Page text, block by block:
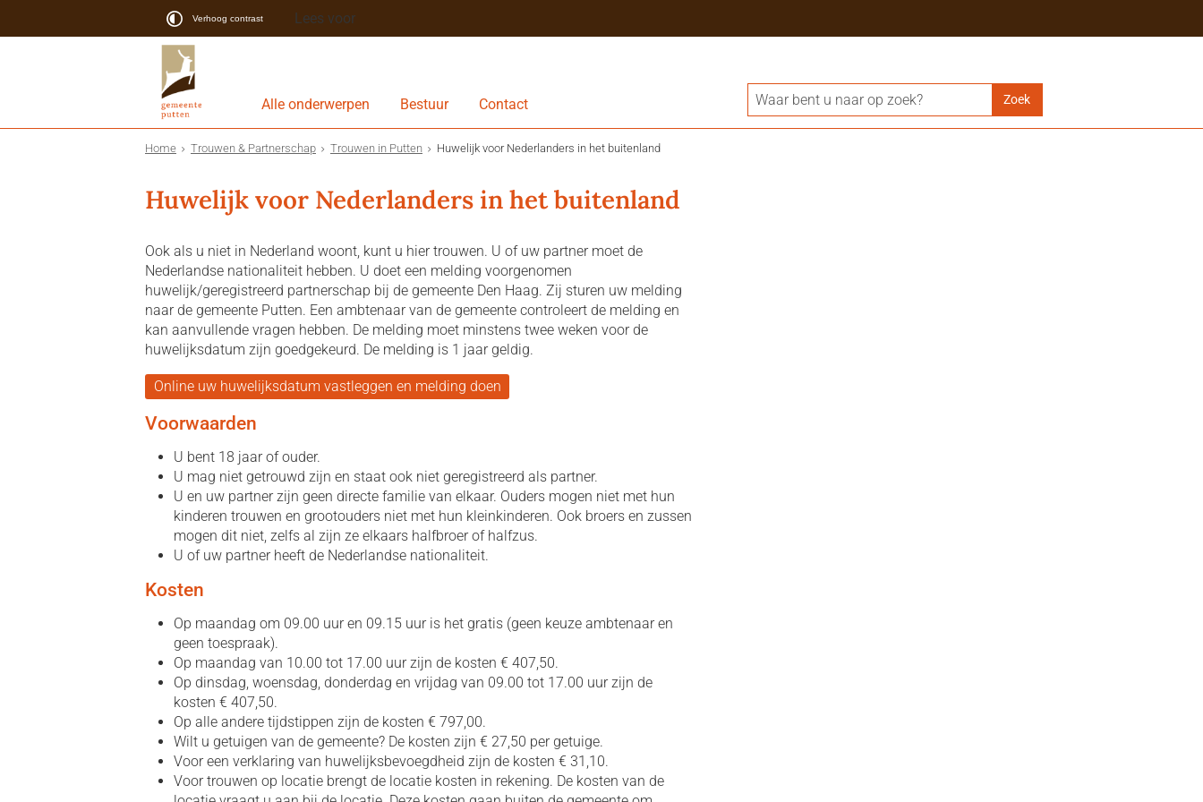
Verhoog contrast Lees voor
Alle onderwerpen Bestuur Contact
Home Trouwen & Partnerschap Trouwen in Putten Huwelijk voor Nederlanders in het buitenland
Huwelijk voor Nederlanders in het buitenland
Ook als u niet in Nederland woont, kunt u hier trouwen. U of uw partner moet de
Nederlandse nationaliteit hebben. U doet een melding voorgenomen
huwelijk/geregistreerd partnerschap bij de gemeente Den Haag. Zij sturen uw melding
naar de gemeente Putten. Een ambtenaar van de gemeente controleert de melding en
kan aanvullende vragen hebben. De melding moet minstens twee weken voor de
huwelijksdatum zijn goedgekeurd. De melding is 1 jaar geldig.
Online uw huwelijksdatum vastleggen en melding doen
Voorwaarden
U bent 18 jaar of ouder.
U mag niet getrouwd zijn en staat ook niet geregistreerd als partner.
U en uw partner zijn geen directe familie van elkaar. Ouders mogen niet met hun
kinderen trouwen en grootouders niet met hun kleinkinderen. Ook broers en zussen
mogen dit niet, zelfs al zijn ze elkaars halfbroer of halfzus.
U of uw partner heeft de Nederlandse nationaliteit.
Kosten
Op maandag om 09.00 uur en 09.15 uur is het gratis (geen keuze ambtenaar en
geen toespraak).
Op maandag van 10.00 tot 17.00 uur zijn de kosten € 407,50.
Op dinsdag, woensdag, donderdag en vrijdag van 09.00 tot 17.00 uur zijn de
kosten € 407,50.
Op alle andere tijdstippen zijn de kosten € 797,00.
Wilt u getuigen van de gemeente? De kosten zijn € 27,50 per getuige.
Voor een verklaring van huwelijksbevoegdheid zijn de kosten € 31,10.
Voor trouwen op locatie brengt de locatie kosten in rekening. De kosten van de